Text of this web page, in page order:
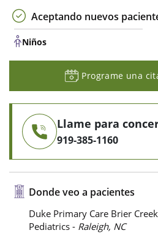
Aceptando nuevos
Niños
Programe una
Llame para
919-385-1160
Donde veo a pacientes
Duke Primary Care Brier
Pediatrics - Raleigh, NC